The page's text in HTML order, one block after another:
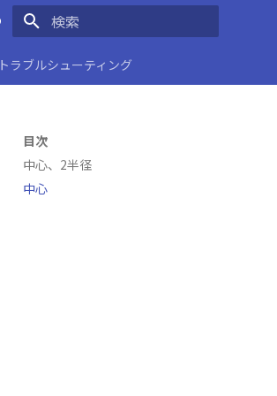
トラブルシューティング
目次
中心、2半径
中心